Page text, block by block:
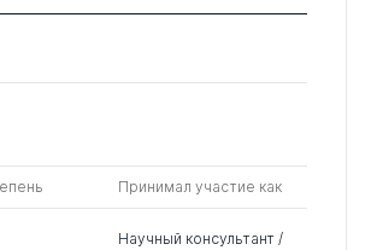
Принимал участие как
Научный консультант /